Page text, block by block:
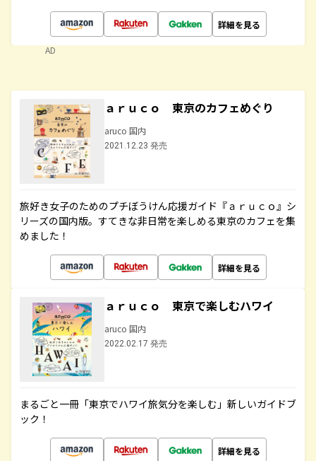
詳細を見る
AD
ａｒｕｃｏ 東京のカフェめぐり
aruco 国内
2021.12.23 発売
旅好き女子のためのプチぼうけん応援ガイド『ａｒｕｃｏ』シ
リーズの国内版。すてきな非日常を楽しめる東京のカフェを集
めました！
詳細を見る
ａｒｕｃｏ 東京で楽しむハワイ
aruco 国内
2022.02.17 発売
まるごと一冊「東京でハワイ旅気分を楽しむ」新しいガイドブ
ック！
詳細を見る